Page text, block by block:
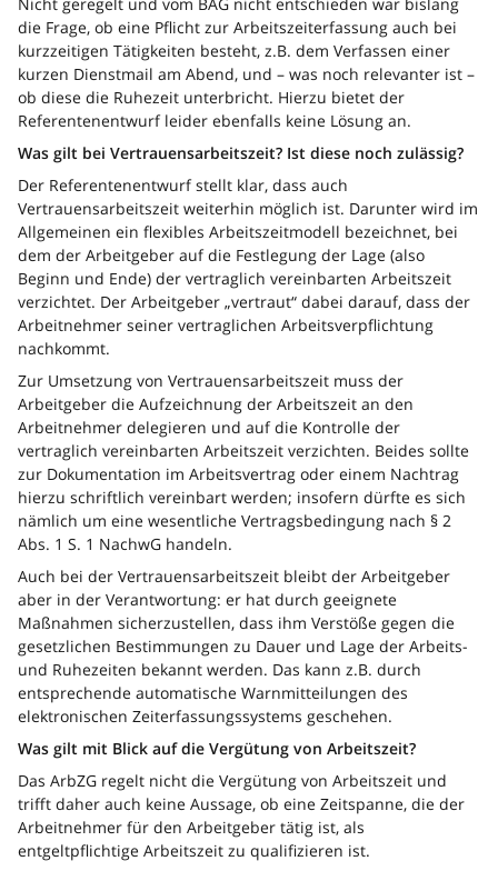
die Frage, ob eine Pflicht zur Arbeitszeiterfassung auch bei
kurzzeitigen Tätigkeiten besteht, z.B. dem Verfassen einer
kurzen Dienstmail am Abend, und – was noch relevanter ist –
ob diese die Ruhezeit unterbricht. Hierzu bietet der
Referentenentwurf leider ebenfalls keine Lösung an.
Was gilt bei Vertrauensarbeitszeit? Ist diese noch zulässig?
Der Referentenentwurf stellt klar, dass auch
Vertrauensarbeitszeit weiterhin möglich ist. Darunter wird im
Allgemeinen ein flexibles Arbeitszeitmodell bezeichnet, bei
dem der Arbeitgeber auf die Festlegung der Lage (also
Beginn und Ende) der vertraglich vereinbarten Arbeitszeit
verzichtet. Der Arbeitgeber „vertraut“ dabei darauf, dass der
Arbeitnehmer seiner vertraglichen Arbeitsverpflichtung
nachkommt.
Zur Umsetzung von Vertrauensarbeitszeit muss der
Arbeitgeber die Aufzeichnung der Arbeitszeit an den
Arbeitnehmer delegieren und auf die Kontrolle der
vertraglich vereinbarten Arbeitszeit verzichten. Beides sollte
zur Dokumentation im Arbeitsvertrag oder einem Nachtrag
hierzu schriftlich vereinbart werden; insofern dürfte es sich
nämlich um eine wesentliche Vertragsbedingung nach § 2
Abs. 1 S. 1 NachwG handeln.
Auch bei der Vertrauensarbeitszeit bleibt der Arbeitgeber
aber in der Verantwortung: er hat durch geeignete
Maßnahmen sicherzustellen, dass ihm Verstöße gegen die
gesetzlichen Bestimmungen zu Dauer und Lage der Arbeits-
und Ruhezeiten bekannt werden. Das kann z.B. durch
entsprechende automatische Warnmitteilungen des
elektronischen Zeiterfassungssystems geschehen.
Was gilt mit Blick auf die Vergütung von Arbeitszeit?
Das ArbZG regelt nicht die Vergütung von Arbeitszeit und
trifft daher auch keine Aussage, ob eine Zeitspanne, die der
Arbeitnehmer für den Arbeitgeber tätig ist, als
entgeltpflichtige Arbeitszeit zu qualifizieren ist.